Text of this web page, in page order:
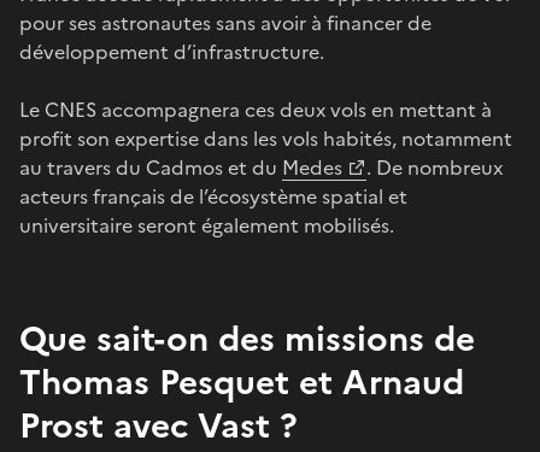
pour ses astronautes sans avoir à financer de
développement d’infrastructure.
Le CNES accompagnera ces deux vols en mettant à
profit son expertise dans les vols habités, notamment
au travers du Cadmos et du Medes
. De nombreux
acteurs français de l’écosystème spatial et
universitaire seront également mobilisés.
Que sait-on des missions de
Thomas Pesquet et Arnaud
Prost avec Vast ?